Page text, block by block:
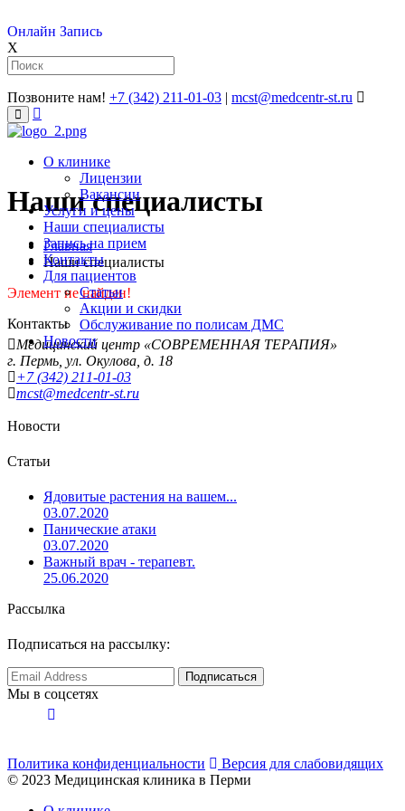
Онлайн Запись
X
Позвоните нам! +7 (342) 211-01-03 | mcst@medcentr-st.ru
�����������
����
О клинике
Лицензии
Вакансии
Услуги и цены
Наши специалисты
Запись на прием
Контакты
Для пациентов
Статьи
Акции и скидки
Обслуживание по полисам ДМС
Новости
Наши специалисты
Главная
Наши специалисты
Элемент не найден!
Контакты
Медицинский центр «СОВРЕМЕННАЯ ТЕРАПИЯ»
г. Пермь, ул. Окулова, д. 18
+7 (342) 211-01-03
mcst@medcentr-st.ru
Новости
Статьи
Ядовитые растения на вашем...
03.07.2020
Панические атаки
03.07.2020
Важный врач - терапевт.
25.06.2020
Рассылка
Подписаться на рассылку:
Мы в соцсетях
Политика конфиденциальности
Версия для слабовидящих
© 2023 Медицинская клиника в Перми